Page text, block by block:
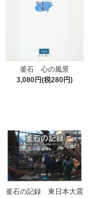
釜石 心の風景
3,080円(税280円)
釜石の記録 東日本大震